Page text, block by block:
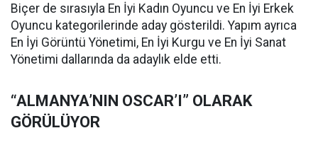
Biçer de sırasıyla En İyi Kadın Oyuncu ve En İyi Erkek
Oyuncu kategorilerinde aday gösterildi. Yapım ayrıca
En İyi Görüntü Yönetimi, En İyi Kurgu ve En İyi Sanat
Yönetimi dallarında da adaylık elde etti.
“ALMANYA’NIN OSCAR’I” OLARAK
GÖRÜLÜYOR